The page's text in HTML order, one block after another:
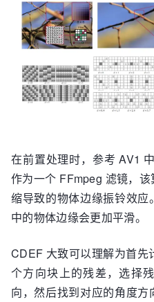
在前置处理时，参考 AV1
作为一个 FFmpeg 滤镜，
缩导致的物体边缘振铃效
中的物体边缘会更加平滑。
CDEF 大致可以理解为首先
个方向块上的残差，选择
向，然后找到对应的角度